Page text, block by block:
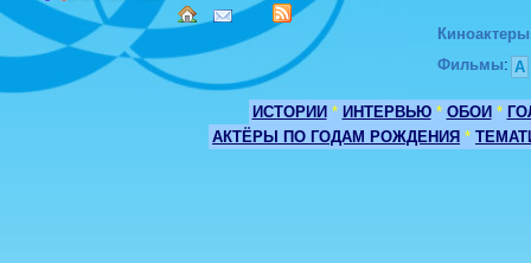
Киноактеры
Фильмы: А
ИСТОРИИ * ИНТЕРВЬЮ * ОБОИ *
АКТЁРЫ ПО ГОДАМ РОЖДЕНИЯ *